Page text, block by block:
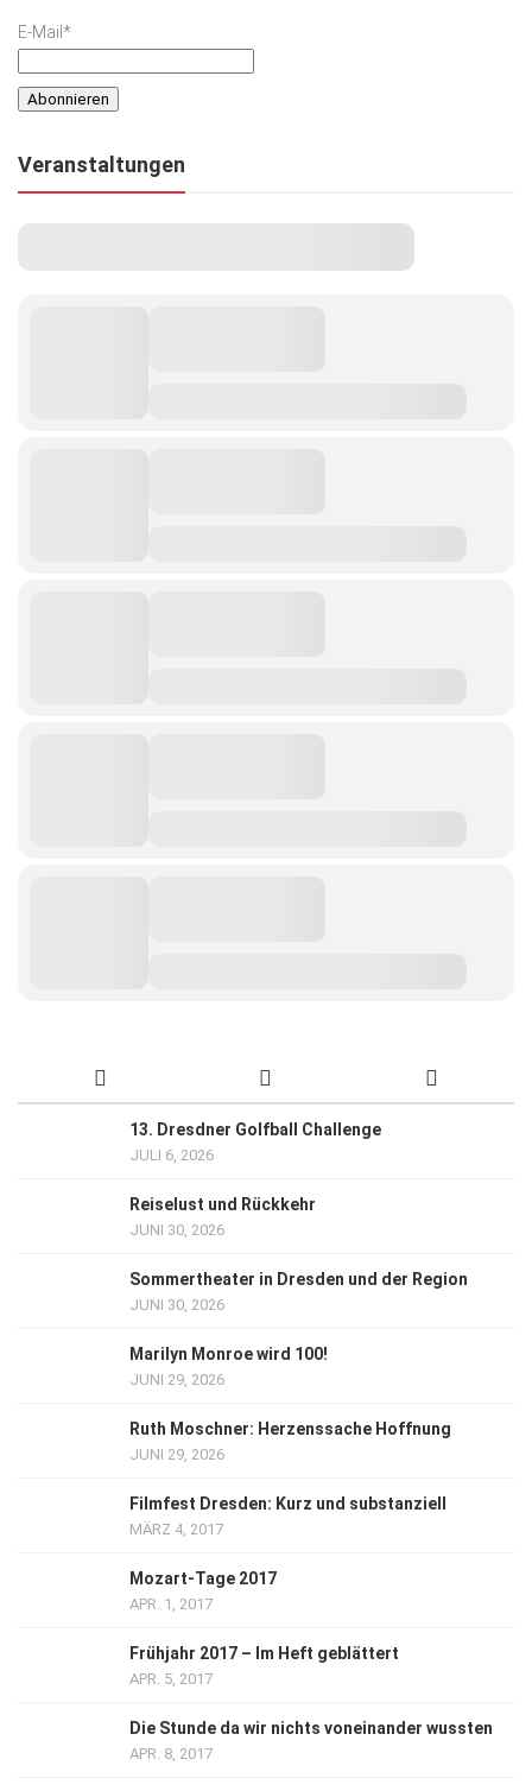
E-Mail*
Veranstaltungen
13. Dresdner Golfball Challenge
JULI 6, 2026
Reiselust und Rückkehr
JUNI 30, 2026
Sommertheater in Dresden und der Region
JUNI 30, 2026
Marilyn Monroe wird 100!
JUNI 29, 2026
Ruth Moschner: Herzenssache Hoffnung
JUNI 29, 2026
Filmfest Dresden: Kurz und substanziell
MÄRZ 4, 2017
Mozart-Tage 2017
APR. 1, 2017
Frühjahr 2017 – Im Heft geblättert
APR. 5, 2017
Die Stunde da wir nichts voneinander wussten
APR. 8, 2017